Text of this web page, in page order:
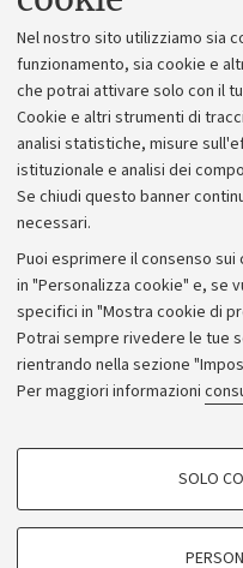
Nel nostro sito utilizziamo sia
funzionamento, sia cookie e
che potrai attivare solo con il
Cookie e altri strumenti di
analisi statistiche, misure
istituzionale e analisi dei
Se chiudi questo banner
necessari.
Puoi esprimere il consenso
in "Personalizza cookie" e, se
specifici in "Mostra cookie di
Potrai sempre rivedere le tue
rientrando nella sezione
Per maggiori informazioni
COOKIE DI
SOLO
Bandi,
Atti
Informazioni